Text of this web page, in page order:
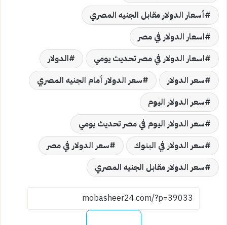
أسعار الدولار مقابل الجنيه المصري
اسعار الدولار في مصر
اسعار الدولار في مصر تحديث يومي
الدولار
سعر الدولار
سعر الدولار أمام الجنيه المصري
سعر الدولار اليوم
سعر الدولار اليوم في مصر تحديث يومي
سعر الدولار في البنوك
سعر الدولار في مصر
سعر الدولار مقابل الجنيه المصري